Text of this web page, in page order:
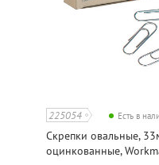
225054 Есть в
Скрепки овальные,
оцинкованные,